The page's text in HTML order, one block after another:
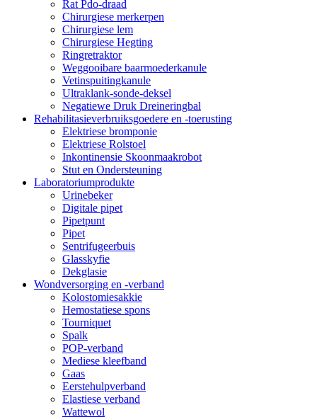
Rat Pdo-draad
Chirurgiese merkerpen
Chirurgiese lem
Chirurgiese Hegting
Ringretraktor
Weggooibare baarmoederkanule
Vetinspuitingkanule
Ultraklank-sonde-deksel
Negatiewe Druk Dreineringbal
Rehabilitasieverbruiksgoedere en -toerusting
Elektriese bromponie
Elektriese Rolstoel
Inkontinensie Skoonmaakrobot
Stut en Ondersteuning
Laboratoriumprodukte
Urinebeker
Digitale pipet
Pipetpunt
Pipet
Sentrifugeerbuis
Glasskyfie
Dekglasie
Wondversorging en -verband
Kolostomiesakkie
Hemostatiese spons
Tourniquet
Spalk
POP-verband
Mediese kleefband
Gaas
Eerstehulpverband
Elastiese verband
Wattewol